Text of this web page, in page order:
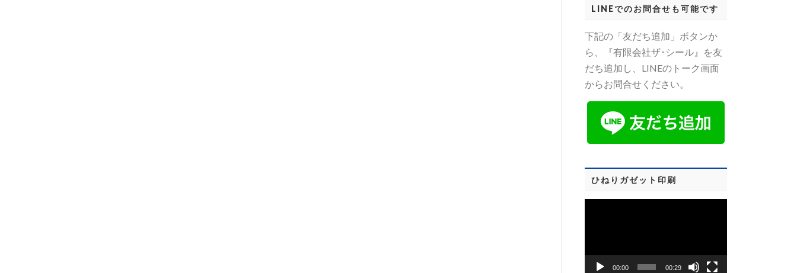
LINEでのお問合せも可能です
下記の「友だち追加」ボタンか
ら、『有限会社ザ･シール』を友
だち追加し、LINEのトーク画面
からお問合せください。
ひねりガゼット印刷
レ
00:00 00:29